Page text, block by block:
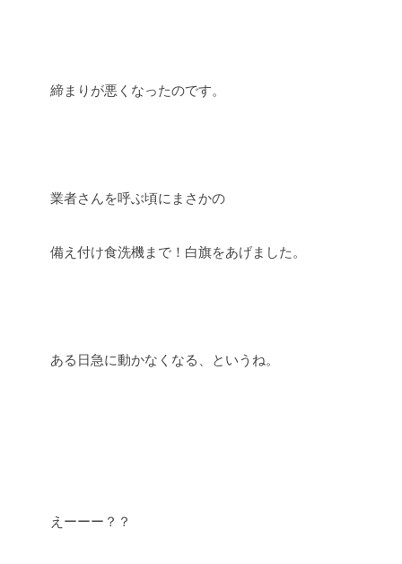
締まりが悪くなったのです。
業者さんを呼ぶ頃にまさかの
備え付け食洗機まで！白旗をあげました。
ある日急に動かなくなる、というね。
えーーー？？